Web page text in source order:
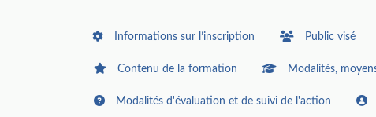
Informations sur l’inscription Public visé
Contenu de la formation Modalités,
Modalités d'évaluation et de suivi de l'action